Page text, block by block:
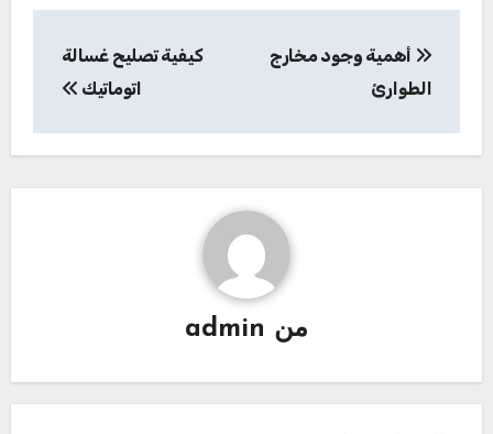
المقالات
أهمية وجود مخارج
الطوارئ
كيفية تصليح غسالة
اتوماتيك
من admin